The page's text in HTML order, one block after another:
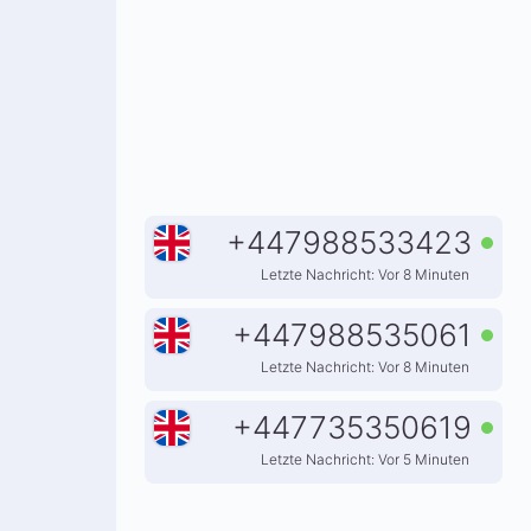
+447988533423
Letzte Nachricht: Vor 8 Minuten
+447988535061
Letzte Nachricht: Vor 8 Minuten
+447735350619
Letzte Nachricht: Vor 5 Minuten